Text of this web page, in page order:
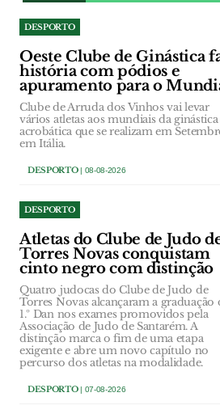
DESPORTO
Oeste Clube de Ginástica
história com pódios e
apuramento para o
Clube de Arruda dos Vinhos vai levar
vários atletas aos mundiais da ginástica
acrobática que se realizam em
em Itália.
DESPORTO| 08-08-2026
DESPORTO
Atletas do Clube de Judo
Torres Novas conquistam
cinto negro com distinção
Quatro judocas do Clube de Judo de
Torres Novas alcançaram a graduação
1.º Dan nos exames promovidos pela
Associação de Judo de Santarém. A
distinção marca o fim de uma etapa
exigente e abre um novo capítulo no
percurso dos atletas na modalidade.
DESPORTO| 07-08-2026